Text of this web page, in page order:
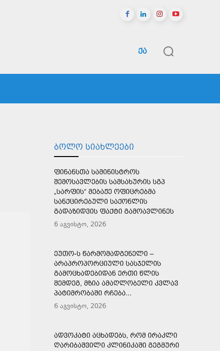
ᲥᲐ
ᲑᲝᲚᲝ ᲡᲘᲐᲮᲚᲔᲔᲑᲘ
ᲤᲘᲜᲐᲜᲡᲗᲐ ᲡᲐᲛᲘᲜᲘᲡᲢᲠᲝᲡ
ᲨᲔᲛᲝᲡᲐᲕᲚᲔᲑᲘᲡ ᲡᲐᲛᲡᲐᲮᲣᲠᲘᲡ ᲡᲒᲞ
„ᲡᲐᲠᲤᲘᲡ“ ᲛᲔᲑᲐᲟᲔ ᲝᲤᲘᲪᲠᲔᲑᲛᲐ
ᲡᲐᲜᲥᲪᲘᲠᲔᲑᲣᲚᲘ ᲡᲐᲥᲝᲜᲚᲘᲡ
ᲒᲐᲓᲐᲖᲘᲓᲕᲘᲡ ᲤᲐᲥᲢᲘ ᲒᲐᲛᲝᲐᲕᲚᲘᲜᲔᲡ
6 აგვისტო, 2026
ᲔᲣᲗᲝ-Ს ᲬᲐᲠᲛᲝᲛᲐᲓᲒᲔᲜᲔᲚᲘ –
ᲐᲠᲐᲞᲠᲝᲞᲝᲠᲪᲘᲣᲚᲘ ᲡᲐᲡᲯᲔᲚᲘᲡ
ᲒᲐᲛᲝᲪᲮᲐᲓᲔᲑᲘᲓᲐᲜ ᲔᲠᲗᲘ ᲬᲚᲘᲡ
ᲨᲔᲛᲓᲔᲒ, ᲛᲖᲘᲐ ᲐᲛᲐᲦᲚᲝᲑᲔᲚᲘ ᲙᲕᲚᲐᲕ
ᲞᲐᲢᲘᲛᲠᲝᲑᲐᲨᲘ ᲠᲩᲔᲑᲐ...
6 აგვისტო, 2026
ᲐᲓᲕᲝᲙᲐᲢᲘ ᲐᲪᲮᲐᲓᲔᲑᲡ, ᲠᲝᲛ ᲘᲠᲐᲙᲚᲘ
ᲦᲐᲠᲘᲑᲐᲨᲕᲘᲚᲘ ᲙᲚᲘᲜᲘᲙᲐᲨᲘ ᲒᲔᲒᲛᲣᲠᲘ